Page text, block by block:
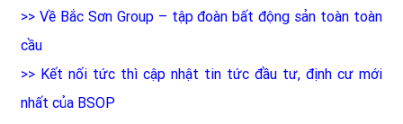
>> Về Bắc Sơn Group – tập đoàn bất động sản toàn toàn
cầu
>> Kết nối tức thì cập nhật tin tức đầu tư, định cư mới
nhất của BSOP